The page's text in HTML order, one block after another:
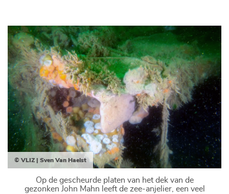
© VLIZ | Sven Van Haelst
Op de gescheurde platen van het dek van de
gezonken John Mahn leeft de zee-anjelier, een veel